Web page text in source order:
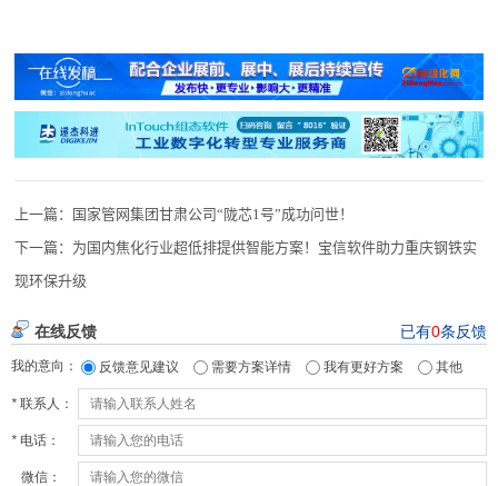
上一篇：
国家管网集团甘肃公司“陇芯1号”成功问世！
下一篇： 为国内焦化行业超低排提供智能方案！宝信软件助力重庆钢铁实
现环保升级